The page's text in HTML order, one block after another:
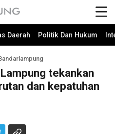
Daerah Politik Dan Hukum
tekankan
dan kepatuhan